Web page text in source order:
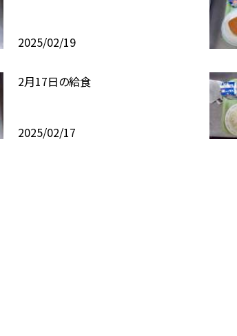
2025/02/19
2月17日の給食
2025/02/17